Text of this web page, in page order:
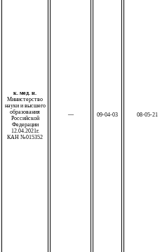
к. мед. н.
Министерство
науки и высшего
образования
Российской
Федерации
12.04.2021г.
КАН №015352
— 09-04-03 08-05-21